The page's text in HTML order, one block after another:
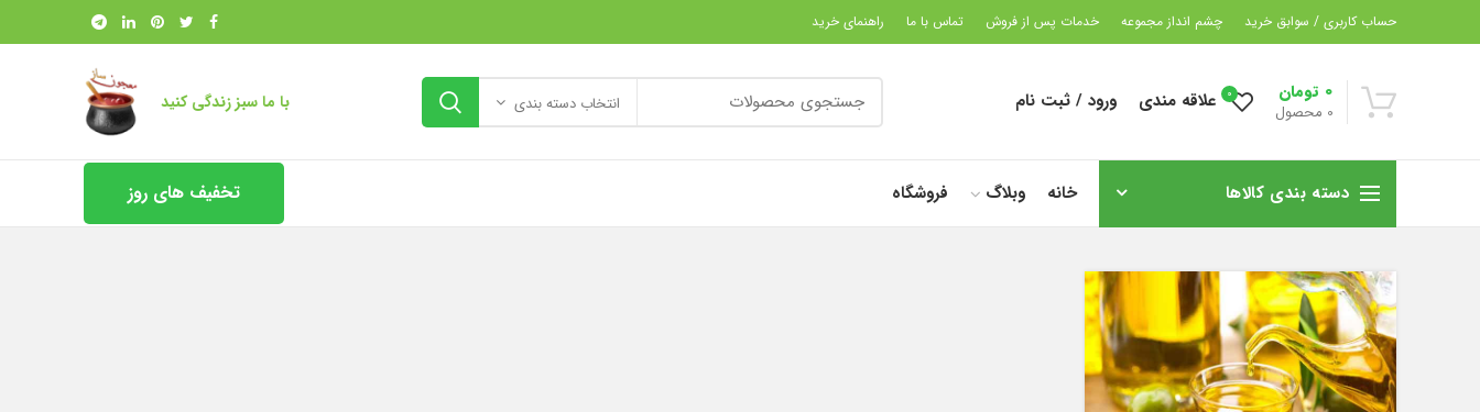
حساب کاربری / سوابق خرید چشم انداز مجموعه خدمات پس از فروش تماس با ما راهنمای خرید
0 محصول
0 تومان 0 علاقه مندی ورود / ثبت نام انتخاب دسته بندی با ما سبز زندگی کنید
دسته بندی کالاها خانه وبلاگ فروشگاه تخفیف های روز